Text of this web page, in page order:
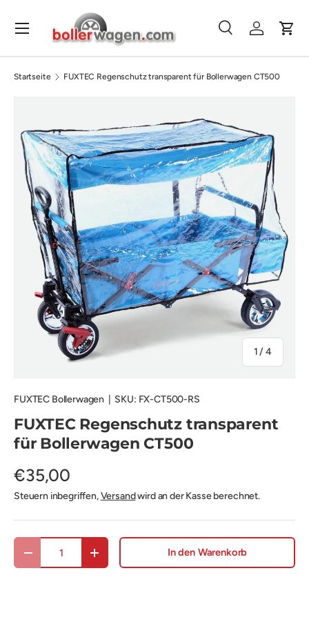
Direkt zum Inhalt
Suchen
SucheEinloggen
Menü
Startseite FUXTEC Regenschutz transparent für Bollerwagen CT500
1 /von
4
FUXTEC Bollerwagen SKU: FX-CT500-RS
FUXTEC Regenschutz transparent
für Bollerwagen CT500
€35,00
Steuern inbegriffen,Versandwird an der Kasse berechnet.
Menge verringernMenge erhöhen In den Warenkorb